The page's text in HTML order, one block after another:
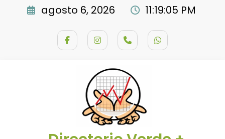
agosto 6, 2026 11:19:05 PM